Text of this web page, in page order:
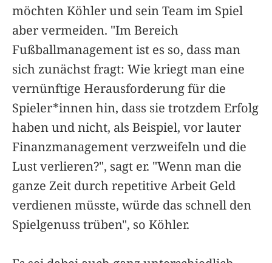
möchten Köhler und sein Team im Spiel
aber vermeiden. "Im Bereich
Fußballmanagement ist es so, dass man
sich zunächst fragt: Wie kriegt man eine
vernünftige Herausforderung für die
Spieler*innen hin, dass sie trotzdem Erfolg
haben und nicht, als Beispiel, vor lauter
Finanzmanagement verzweifeln und die
Lust verlieren?", sagt er. "Wenn man die
ganze Zeit durch repetitive Arbeit Geld
verdienen müsste, würde das schnell den
Spielgenuss trüben", so Köhler.